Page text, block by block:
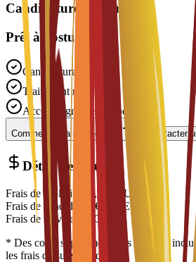
Candidatures ouvertes
Prêt à postuler ?
Candidature gratuite
Traitement rapide
Accompagnement expert
Commencer la candidature Contacter
Détail des coûts
Frais de scolarité 7,500
EUR
Frais de candidature €
EUR
Frais de service
150
* Des coûts supplémentaires peuvent
les frais de subsistance